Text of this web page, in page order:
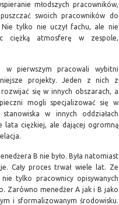
młodszych pracowników,
swoich pracowników do
tylko nie uczył fachu, ale nie
ciężką atmosferę w zespole,
w pierwszym pracowali wybitni
projekty. Jeden z nich z
się w innych obszarach, a
mogli specjalizować się w
w innych oddziałach
lata ciężkiej, ale dającej ogromną
B nie było. Była natomiast
Cały proces trwał wiele lat. Ze
tylko pracownicy opisywanych
Zarówno menedżer A jak i B jako
i sformalizowanym środowisku.